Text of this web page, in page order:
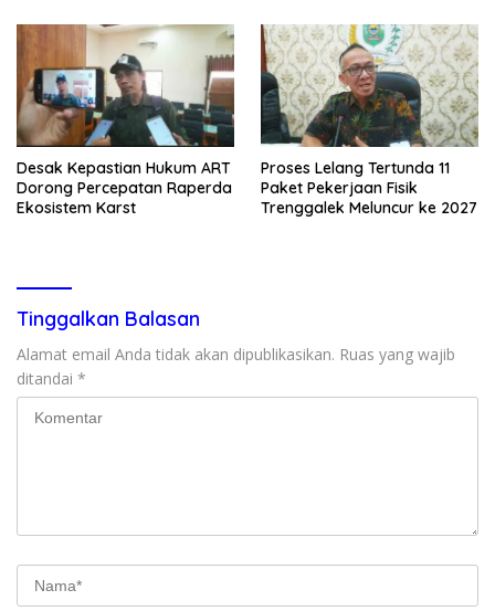
Desak Kepastian Hukum ART
Dorong Percepatan Raperda
Ekosistem Karst
Proses Lelang Tertunda 11
Paket Pekerjaan Fisik
Trenggalek Meluncur ke 2027
Tinggalkan Balasan
Alamat email Anda tidak akan dipublikasikan. Ruas yang wajib
ditandai *